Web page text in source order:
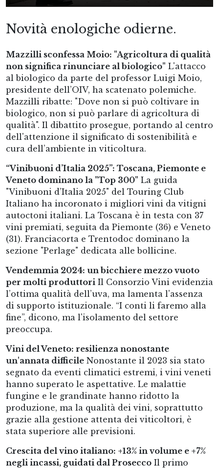
Novità enologiche odierne.
Mazzilli sconfessa Moio: "Agricoltura di qualità
non significa rinunciare al biologico" L'attacco
al biologico da parte del professor Luigi Moio,
presidente dell’OIV, ha scatenato polemiche.
Mazzilli ribatte: "Dove non si può coltivare in
biologico, non si può parlare di agricoltura di
qualità". Il dibattito prosegue, portando al centro
dell'attenzione il significato di sostenibilità e
cura dell’ambiente in viticoltura.
“Vinibuoni d’Italia 2025”: Toscana, Piemonte e
Veneto dominano la "Top 300" La guida
"Vinibuoni d’Italia 2025" del Touring Club
Italiano ha incoronato i migliori vini da vitigni
autoctoni italiani. La Toscana è in testa con 37
vini premiati, seguita da Piemonte (36) e Veneto
(31). Franciacorta e Trentodoc dominano la
sezione "Perlage" dedicata alle bollicine.
Vendemmia 2024: un bicchiere mezzo vuoto
per molti produttori Il Consorzio Vini evidenzia
l’ottima qualità dell’uva, ma lamenta l'assenza
di supporto istituzionale. “I conti li faremo alla
fine”, dicono, ma l'isolamento del settore
preoccupa.
Vini del Veneto: resilienza nonostante
un'annata difficile Nonostante il 2023 sia stato
segnato da eventi climatici estremi, i vini veneti
hanno superato le aspettative. Le malattie
fungine e le grandinate hanno ridotto la
produzione, ma la qualità dei vini, soprattutto
grazie alla gestione attenta dei viticoltori, è
stata superiore alle previsioni.
Crescita del vino italiano: +13% in volume e +7%
negli incassi, guidati dal Prosecco Il primo